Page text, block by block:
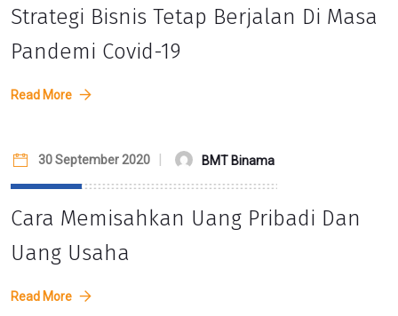
Strategi Bisnis Tetap Berjalan Di Masa
Pandemi Covid-19
Read More
30 September 2020 BMT Binama
Cara Memisahkan Uang Pribadi Dan
Uang Usaha
Read More